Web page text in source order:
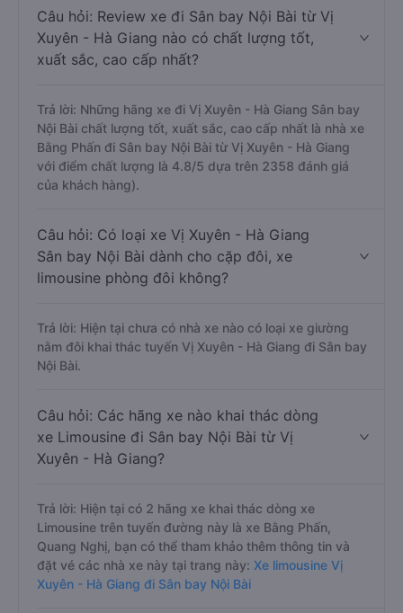
Câu hỏi: Review xe đi Sân bay Nội Bài từ Vị
Xuyên - Hà Giang nào có chất lượng tốt,
xuất sắc, cao cấp nhất?
Trả lời: Những hãng xe đi Vị Xuyên - Hà Giang Sân bay
Nội Bài chất lượng tốt, xuất sắc, cao cấp nhất là nhà xe
Bằng Phấn đi Sân bay Nội Bài từ Vị Xuyên - Hà Giang
với điểm chất lượng là 4.8/5 dựa trên 2358 đánh giá
của khách hàng).
Câu hỏi: Có loại xe Vị Xuyên - Hà Giang
Sân bay Nội Bài dành cho cặp đôi, xe
limousine phòng đôi không?
Trả lời: Hiện tại chưa có nhà xe nào có loại xe giường
nằm đôi khai thác tuyến Vị Xuyên - Hà Giang đi Sân bay
Nội Bài.
Câu hỏi: Các hãng xe nào khai thác dòng
xe Limousine đi Sân bay Nội Bài từ Vị
Xuyên - Hà Giang?
Trả lời: Hiện tại có 2 hãng xe khai thác dòng xe
Limousine trên tuyến đường này là xe Bằng Phấn,
Quang Nghị, bạn có thể tham khảo thêm thông tin và
đặt vé các nhà xe này tại trang này: Xe limousine Vị
Xuyên - Hà Giang đi Sân bay Nội Bài